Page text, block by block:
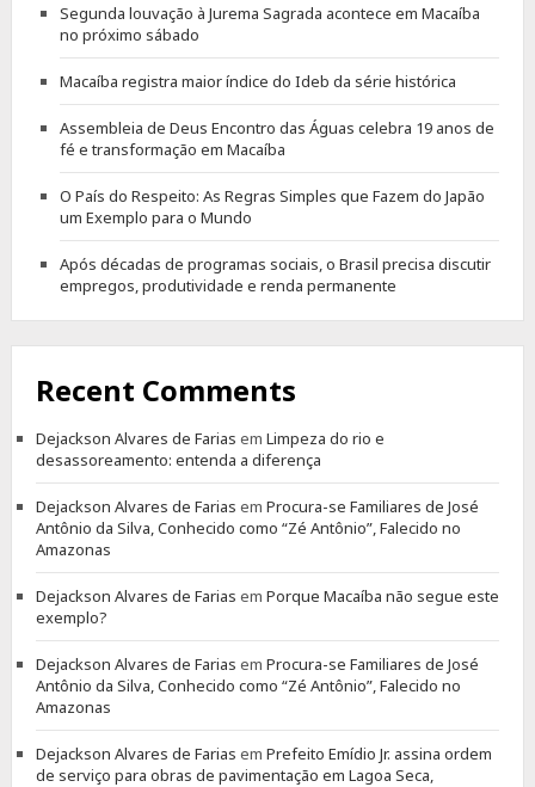
Segunda louvação à Jurema Sagrada acontece em Macaíba
no próximo sábado
Macaíba registra maior índice do Ideb da série histórica
Assembleia de Deus Encontro das Águas celebra 19 anos de
fé e transformação em Macaíba
O País do Respeito: As Regras Simples que Fazem do Japão
um Exemplo para o Mundo
Após décadas de programas sociais, o Brasil precisa discutir
empregos, produtividade e renda permanente
Recent Comments
Dejackson Alvares de Farias em Limpeza do rio e
desassoreamento: entenda a diferença
Dejackson Alvares de Farias em Procura-se Familiares de José
Antônio da Silva, Conhecido como “Zé Antônio”, Falecido no
Amazonas
Dejackson Alvares de Farias em Porque Macaíba não segue este
exemplo?
Dejackson Alvares de Farias em Procura-se Familiares de José
Antônio da Silva, Conhecido como “Zé Antônio”, Falecido no
Amazonas
Dejackson Alvares de Farias em Prefeito Emídio Jr. assina ordem
de serviço para obras de pavimentação em Lagoa Seca,